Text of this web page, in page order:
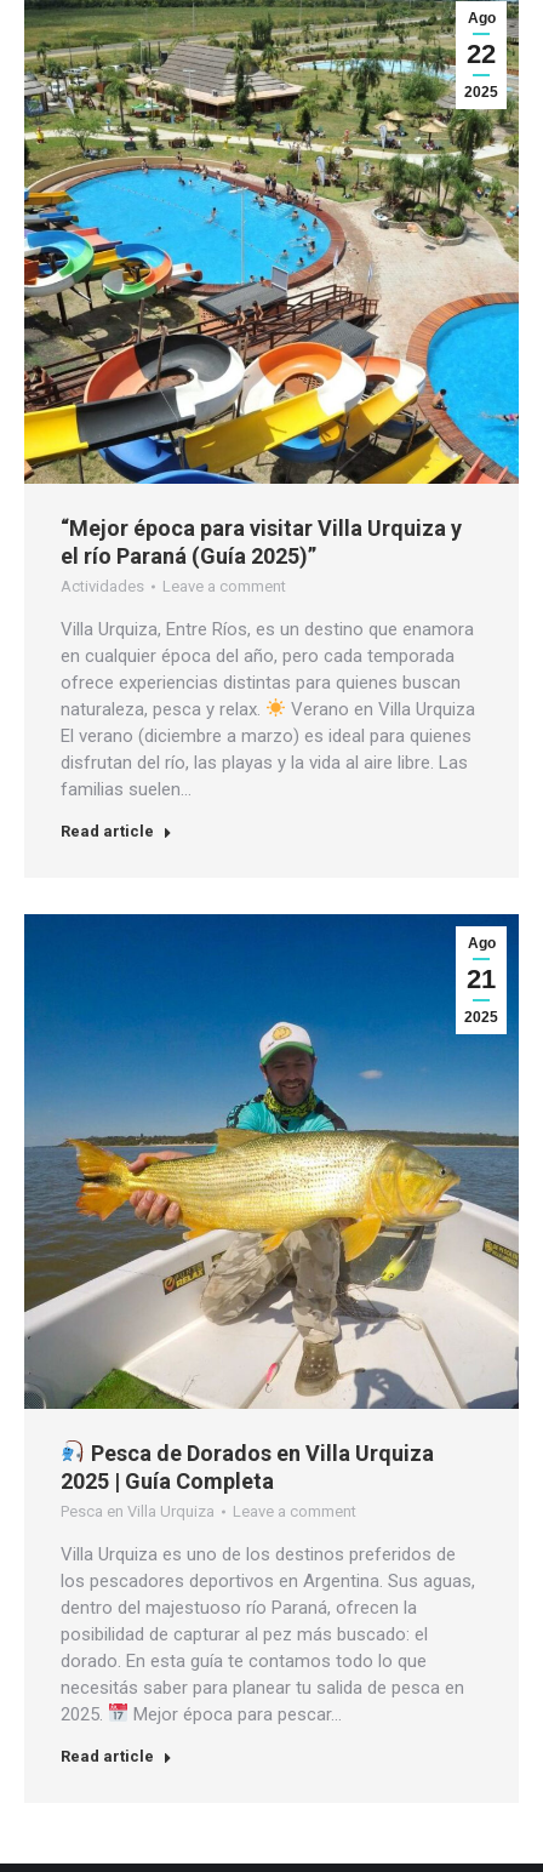
Ago
22
2025
“Mejor época para visitar Villa Urquiza y
el río Paraná (Guía 2025)”
Actividades Leave a comment
Villa Urquiza, Entre Ríos, es un destino que enamora
en cualquier época del año, pero cada temporada
ofrece experiencias distintas para quienes buscan
naturaleza, pesca y relax.
Verano en Villa Urquiza
El verano (diciembre a marzo) es ideal para quienes
disfrutan del río, las playas y la vida al aire libre. Las
familias suelen…
Read article
Ago
21
2025
Pesca de Dorados en Villa Urquiza
2025 | Guía Completa
Pesca en Villa Urquiza Leave a comment
Villa Urquiza es uno de los destinos preferidos de
los pescadores deportivos en Argentina. Sus aguas,
dentro del majestuoso río Paraná, ofrecen la
posibilidad de capturar al pez más buscado: el
dorado. En esta guía te contamos todo lo que
necesitás saber para planear tu salida de pesca en
2025.
Mejor época para pescar…
Read article